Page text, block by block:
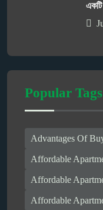
Popular Tags
Advantages Of
Affordable
Affordable
Affordable